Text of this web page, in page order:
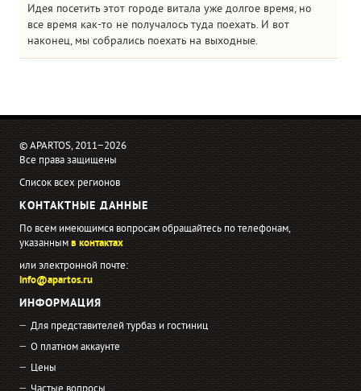
Идея посетить этот городе витала уже долгое время, но
все время как-то не получалось туда поехать. И вот
наконец, мы собрались поехать на выходные.
© APARTOS, 2011−2026
Все права защищены
Список всех регионов
КОНТАКТНЫЕ ДАННЫЕ
По всем имеющимся вопросам обращайтесь по телефонам,
указаннымв контактах
или электронной почте:
info@apartos.ru
ИНФОРМАЦИЯ
Для представителей турбаз и гостиниц
О платном аккаунте
Цены